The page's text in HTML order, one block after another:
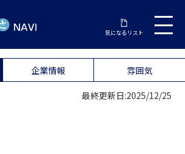
気になるリスト
企業情報 雰囲気
最終更新日:2025/12/25